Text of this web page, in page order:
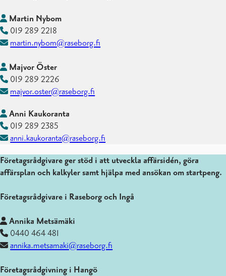
Martin Nybom
019 289 2218
martin.nybom@raseborg.fi
Majvor Öster
019 289 2226
majvor.oster@raseborg.fi
Anni Kaukoranta
019 289 2385
anni.kaukoranta@raseborg.fi
Företagsrådgivare ger stöd i att utveckla affärsidén, göra
affärsplan och kalkyler samt hjälpa med ansökan om startpeng.
Företagsrådgivare i Raseborg och Ingå
Annika Metsämäki
0440 464 481
annika.metsamaki@raseborg.fi
Företagsrådgivning i Hangö